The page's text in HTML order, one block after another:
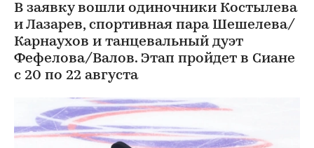
В заявку вошли одиночники Костылева
и Лазарев, спортивная пара Шешелева/
Карнаухов и танцевальный дуэт
Фефелова/Валов. Этап пройдет в Сиане
с 20 по 22 августа